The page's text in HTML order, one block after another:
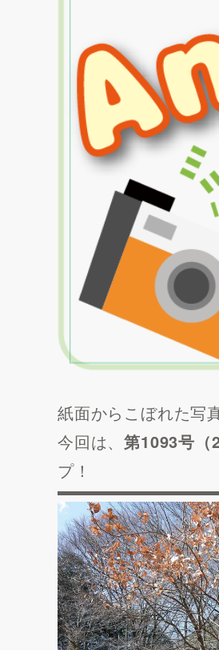
紙面からこぼれた写
今回は、第1093号（
プ！